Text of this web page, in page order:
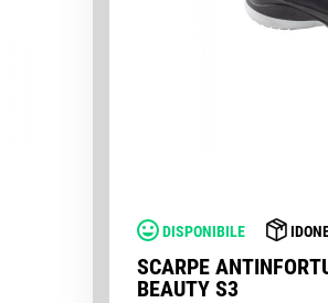
DISPONIBILE
SCARPE
BEAUTY S3